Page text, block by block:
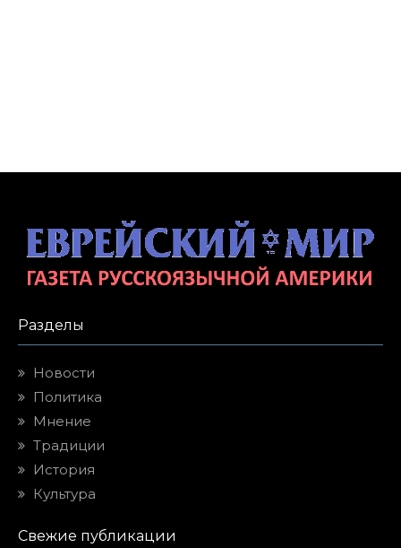
Разделы
Новости
Политика
Мнение
Традиции
История
Культура
Свежие публикации